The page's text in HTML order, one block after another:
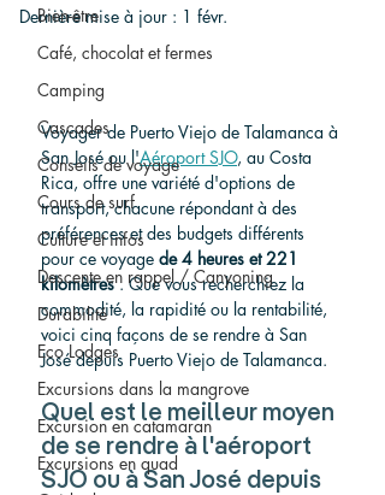
Bien-être
Café, chocolat et fermes
Camping
Cascades
Conseils de voyage
Cours de surf
Culture et infos
Descente en rappel / Canyoning
Durabilité
Eco Lodges
Excursions dans la mangrove
Excursion en catamaran
Excursions en quad
Dernière mise à jour : 1 févr.
Voyager de Puerto Viejo de Talamanca à
San José ou l'Aéroport SJO, au Costa
Rica, offre une variété d'options de
transport, chacune répondant à des
préférences et des budgets différents
pour ce voyage de 4 heures et 221
kilomètres . Que vous recherchiez la
commodité, la rapidité ou la rentabilité,
voici cinq façons de se rendre à San
José depuis Puerto Viejo de Talamanca.
Quel est le meilleur moyen
de se rendre à l'aéroport
SJO ou à San José depuis